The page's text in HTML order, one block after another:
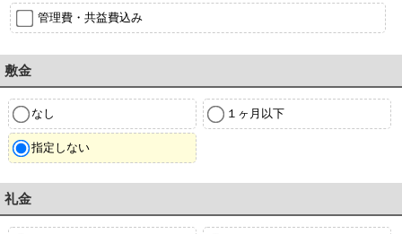
管理費・共益費込み
敷金
なし １ヶ月以下
指定しない
礼金